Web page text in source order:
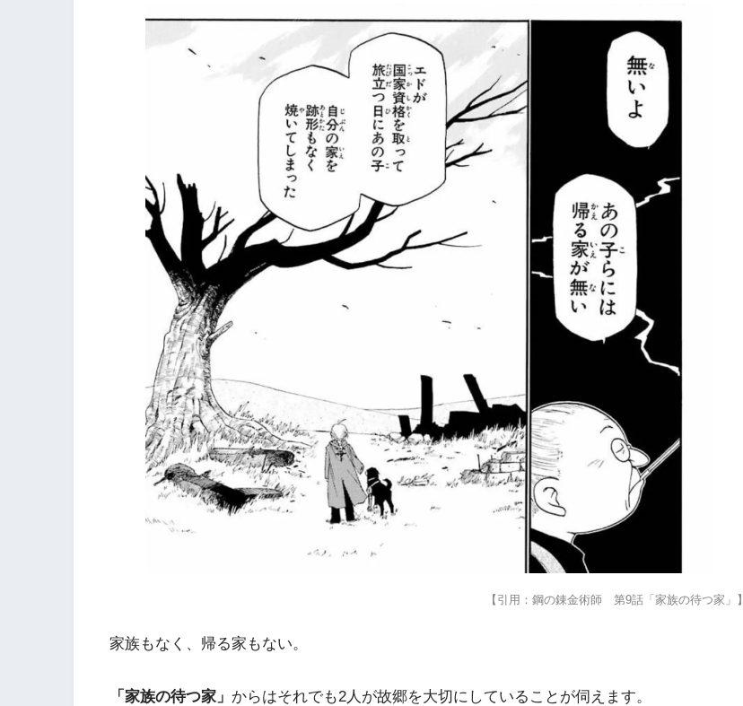
【引用：鋼の錬金術師 第9話「家族の待つ家」】
家族もなく、帰る家もない。
「家族の待つ家」 からはそれでも2人が故郷を大切にしていることが伺えます。